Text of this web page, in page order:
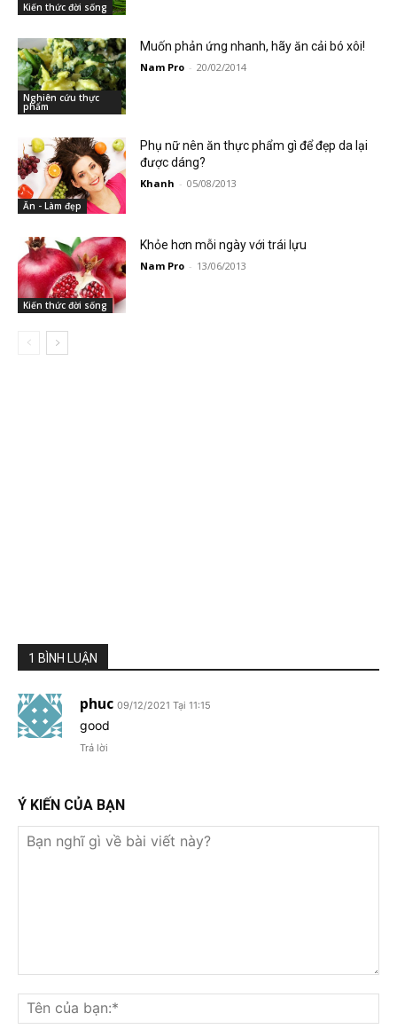
Kiến thức đời sống
Nghiên cứu thực
phẩm
Muốn phản ứng nhanh, hãy ăn cải bó xôi!
Nam Pro - 20/02/2014
Ăn - Làm đẹp
Phụ nữ nên ăn thực phẩm gì để đẹp da lại
được dáng?
Khanh - 05/08/2013
Kiến thức đời sống
Khỏe hơn mỗi ngày với trái lựu
Nam Pro - 13/06/2013
1 BÌNH LUẬN
phuc 09/12/2021 Tại 11:15
good
Trả lời
Ý KIẾN CỦA BẠN
nghĩ
gì